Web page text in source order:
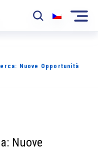
Nuove Opportunità
Nuove